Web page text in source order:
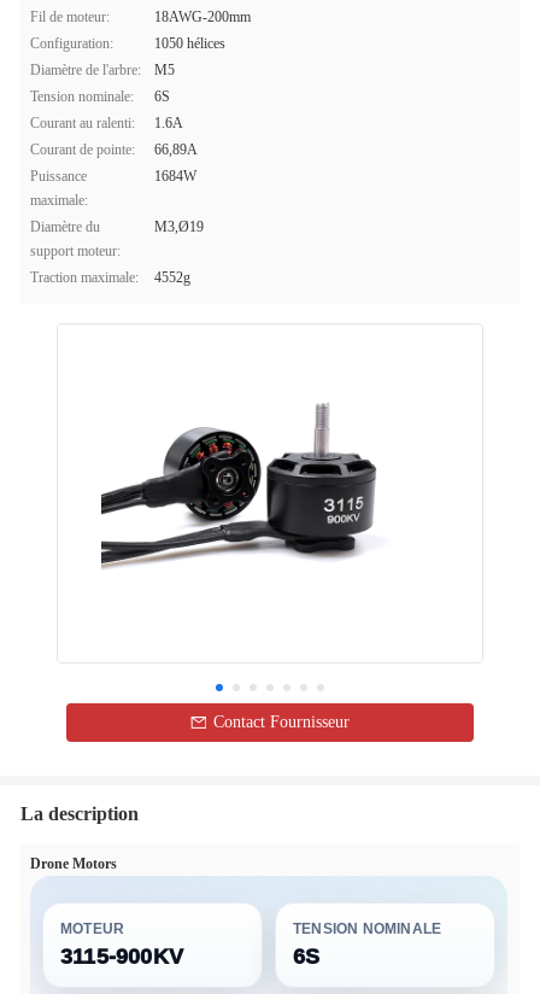
Fil de moteur:
18AWG-200mm
Configuration:
1050 hélices
Diamètre de l'arbre:
M5
Tension nominale:
6S
Courant au ralenti:
1.6A
Courant de pointe:
66,89A
Puissance
maximale:
1684W
Diamètre du
support moteur:
M3,Ø19
Traction maximale: 4552g
Contact Fournisseur
La description
Drone Motors
MOTEUR
3115-900KV
TENSION NOMINALE
6S